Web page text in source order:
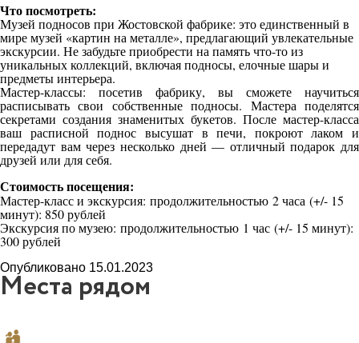
Что посмотреть:
Музей подносов при Жостовской фабрике: это единственный в
мире музей «картин на металле», предлагающий увлекательные
экскурсии. Не забудьте приобрести на память что-то из
уникальных коллекций, включая подносы, елочные шары и
предметы интерьера.
Мастер-классы: посетив фабрику, вы сможете научиться
расписывать свои собственные подносы. Мастера поделятся
секретами создания знаменитых букетов. После мастер-класса
ваш расписной поднос высушат в печи, покроют лаком и
передадут вам через несколько дней — отличный подарок для
друзей или для себя.
Стоимость посещения:
Мастер-класс и экскурсия: продолжительностью 2 часа (+/- 15
минут): 850 рублей
Экскурсия по музею: продолжительностью 1 час (+/- 15 минут):
300 рублей
Опубликовано 15.01.2023
Места рядом